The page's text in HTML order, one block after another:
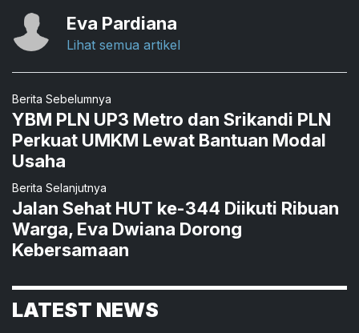
Eva Pardiana
Lihat semua artikel
Berita Sebelumnya
YBM PLN UP3 Metro dan Srikandi PLN
Perkuat UMKM Lewat Bantuan Modal
Usaha
Berita Selanjutnya
Jalan Sehat HUT ke-344 Diikuti Ribuan
Warga, Eva Dwiana Dorong
Kebersamaan
LATEST NEWS